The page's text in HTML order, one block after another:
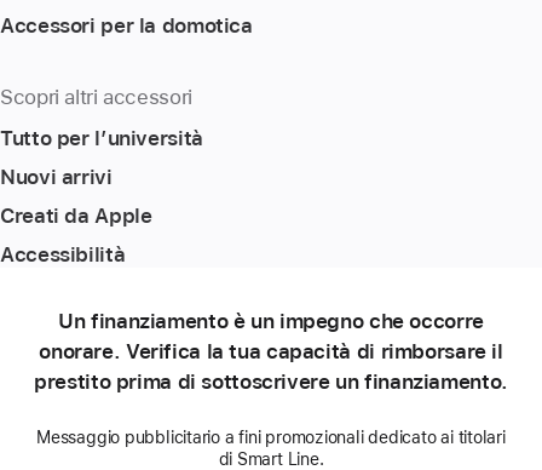
Accessori per la domotica
Scopri altri accessori
Tutto per l’università
Nuovi arrivi
Creati da Apple
Accessibilità
Un finanziamento è un impegno che occorre
onorare. Verifica la tua capacità di rimborsare il
prestito prima di sottoscrivere un finanziamento.
Messaggio pubblicitario a fini promozionali dedicato ai titolari
di Smart Line.